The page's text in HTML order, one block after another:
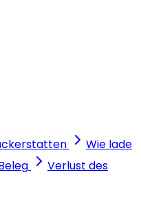
Wie lade
Verlust des